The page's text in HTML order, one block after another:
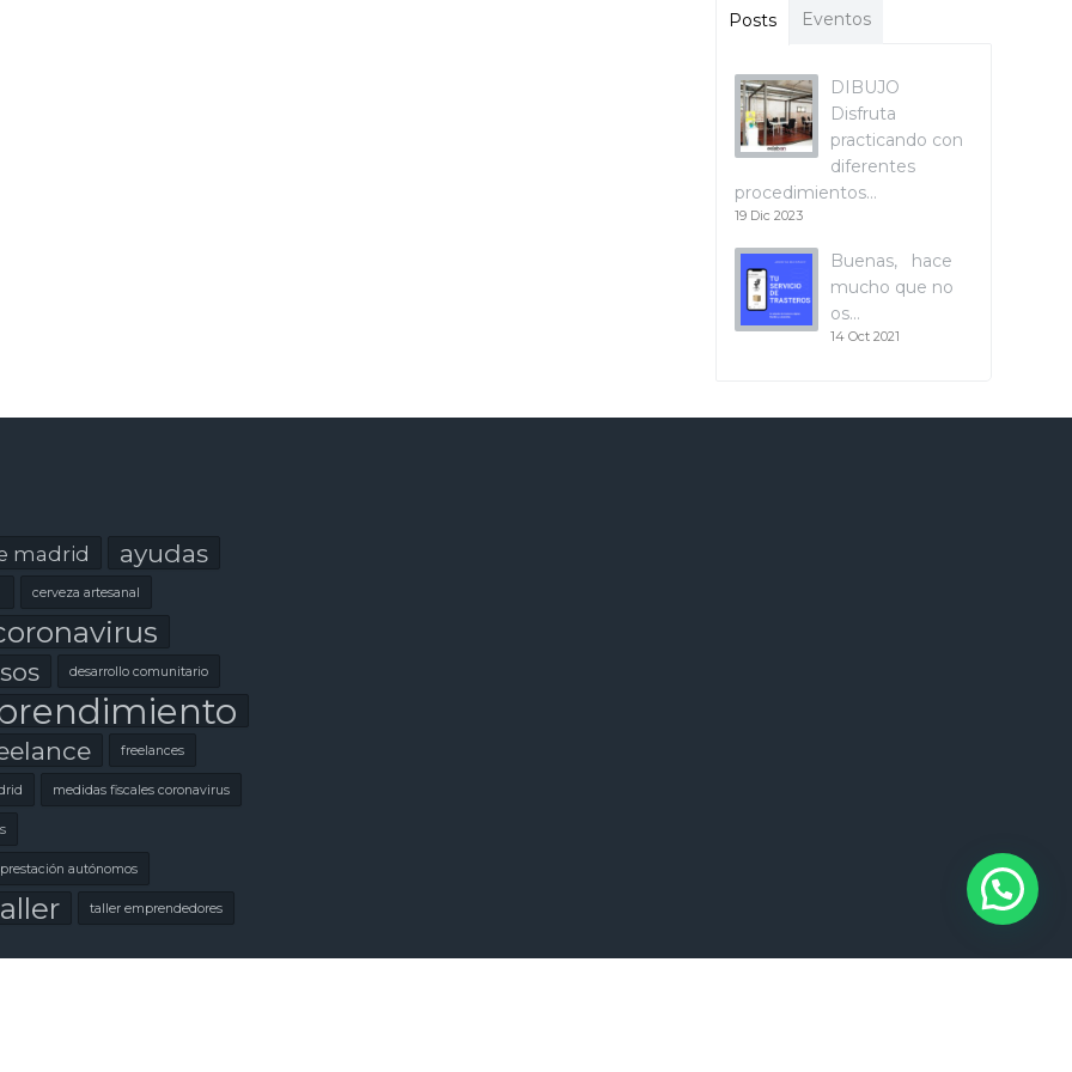
Posts Eventos
DIBUJO
Disfruta
practicando con
diferentes
procedimientos…
19 Dic 2023
Buenas, hace
mucho que no
os…
14 Oct 2021
madrid ayudas
cerveza artesanal
desarrollo comunitario
freelances
medidas fiscales coronavirus
prestación autónomos
taller emprendedores